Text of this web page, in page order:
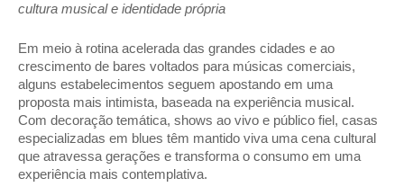
cultura musical e identidade própria
Em meio à rotina acelerada das grandes cidades e ao
crescimento de bares voltados para músicas comerciais,
alguns estabelecimentos seguem apostando em uma
proposta mais intimista, baseada na experiência musical.
Com decoração temática, shows ao vivo e público fiel, casas
especializadas em blues têm mantido viva uma cena cultural
que atravessa gerações e transforma o consumo em uma
experiência mais contemplativa.